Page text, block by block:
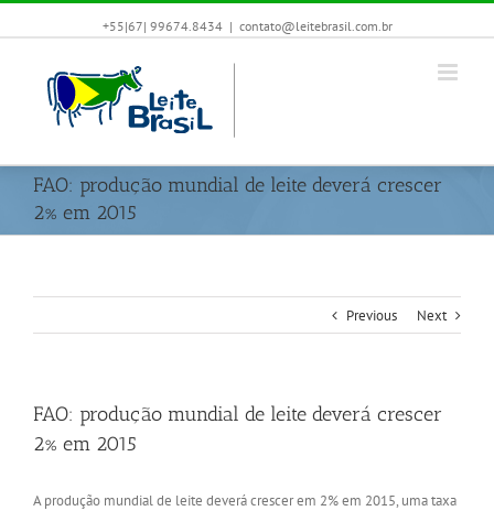
+55|67| 99674.8434 | contato@leitebrasil.com.br
FAO: produção mundial de leite deverá crescer
2% em 2015
Previous Next
FAO: produção mundial de leite deverá crescer
2% em 2015
A produção mundial de leite deverá crescer em 2% em 2015, uma taxa